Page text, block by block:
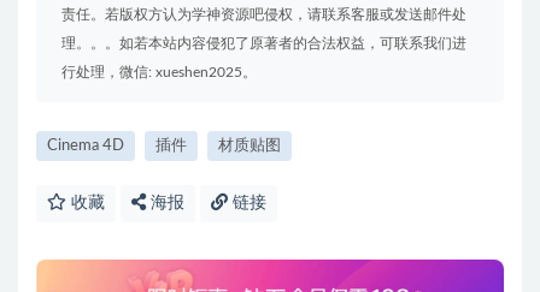
责任。若版权方认为学神资源吧侵权，请联系客服或发送邮件处
理。。。如若本站内容侵犯了原著者的合法权益，可联系我们进
行处理，微信: xueshen2025。
Cinema 4D 插件 材质贴图
收藏 海报 链接